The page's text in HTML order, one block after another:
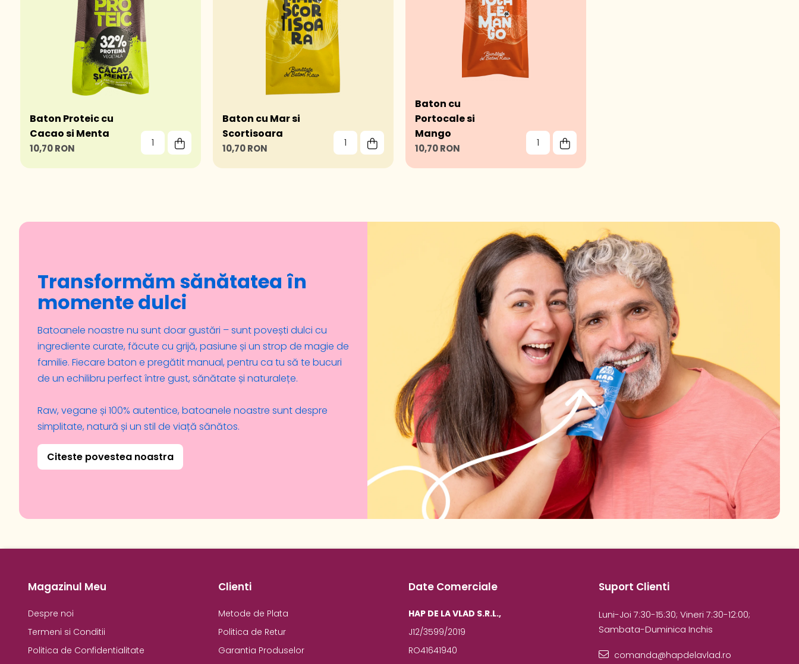
Baton Proteic cu
Cacao si Menta
10,70 RON
Baton cu Mar si
Scortisoara
10,70 RON
Baton cu
Portocale si
Mango
10,70 RON
Transformăm sănătatea în
momente dulci
Batoanele noastre nu sunt doar gustări – sunt povești dulci cu
ingrediente curate, făcute cu grijă, pasiune și un strop de magie de
familie. Fiecare baton e pregătit manual, pentru ca tu să te bucuri
de un echilibru perfect între gust, sănătate și naturalețe.
Raw, vegane și 100% autentice, batoanele noastre sunt despre
simplitate, natură și un stil de viață sănătos.
Citeste povestea noastra
Magazinul Meu
Despre noi
Termeni si Conditii
Politica de Confidentialitate
Clienti
Metode de Plata
Politica de Retur
Garantia Produselor
Date Comerciale
HAP DE LA VLAD S.R.L.,
J12/3599/2019
RO41641940
Suport Clienti
Luni-Joi 7:30-15:30; Vineri 7:30-12:00;
Sambata-Duminica Inchis
comanda@hapdelavlad.ro